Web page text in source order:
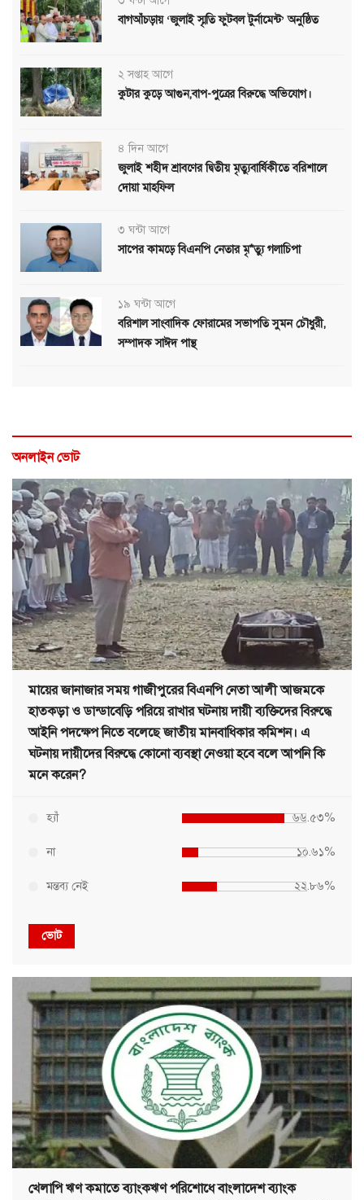
বাগআঁচড়ায় ‘জুলাই স্মৃতি ফুটবল টুর্নামেন্ট’ অনুষ্ঠিত
২ সপ্তাহ আগে
কুটার কুড়ে আগুন,বাপ-পুত্রের বিরুদ্ধে অভিযোগ।
৪ দিন আগে
জুলাই শহীদ শ্রাবণের দ্বিতীয় মৃত্যুবার্ষিকীতে বরিশালে
দোয়া মাহফিল
৩ ঘন্টা আগে
সাপের কামড়ে বিএনপি নেতার মৃ*ত্যু গলাচিপা
১৯ ঘন্টা আগে
বরিশাল সাংবাদিক ফোরামের সভাপতি সুমন চৌধুরী,
সম্পাদক সাঈদ পান্থ
অনলাইন ভোট
মায়ের জানাজার সময় গাজীপুরের বিএনপি নেতা আলী আজমকে
হাতকড়া ও ডান্ডাবেড়ি পরিয়ে রাখার ঘটনায় দায়ী ব্যক্তিদের বিরুদ্ধে
আইনি পদক্ষেপ নিতে বলেছে জাতীয় মানবাধিকার কমিশন। এ
ঘটনায় দায়ীদের বিরুদ্ধে কোনো ব্যবস্থা নেওয়া হবে বলে আপনি কি
মনে করেন?
হ্যাঁ ৬৬.৫৩%
না ১০.৬১%
মন্তব্য নেই ২২.৮৬%
ভোট
খেলাপি ঋণ কমাতে ব্যাংকঋণ পরিশোধে বাংলাদেশ ব্যাংক